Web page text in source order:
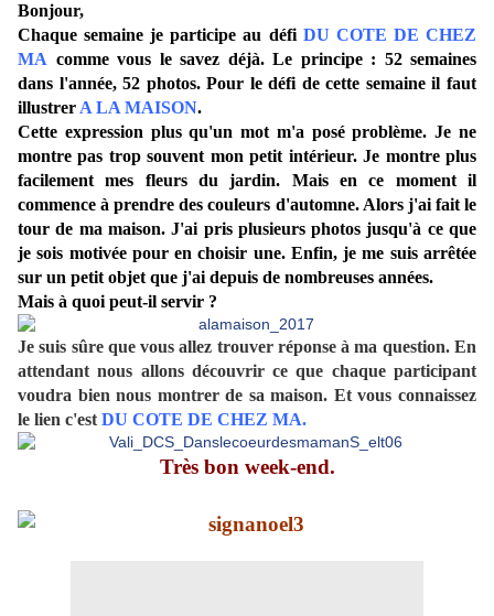
Bonjour,
Chaque semaine je participe au défi DU COTE DE CHEZ
MA comme vous le savez déjà. Le principe : 52 semaines
dans l'année, 52 photos. Pour le défi de cette semaine il faut
illustrer A LA MAISON.
Cette expression plus qu'un mot m'a posé problème. Je ne
montre pas trop souvent mon petit intérieur. Je montre plus
facilement mes fleurs du jardin. Mais en ce moment il
commence à prendre des couleurs d'automne. Alors j'ai fait le
tour de ma maison. J'ai pris plusieurs photos jusqu'à ce que
je sois motivée pour en choisir une. Enfin, je me suis arrêtée
sur un petit objet que j'ai depuis de nombreuses années.
Mais à quoi peut-il servir ?
Je suis sûre que vous allez trouver réponse à ma question. En
attendant nous allons découvrir ce que chaque participant
voudra bien nous montrer de sa maison. Et vous connaissez
le lien c'est DU COTE DE CHEZ MA.
Très bon week-end.